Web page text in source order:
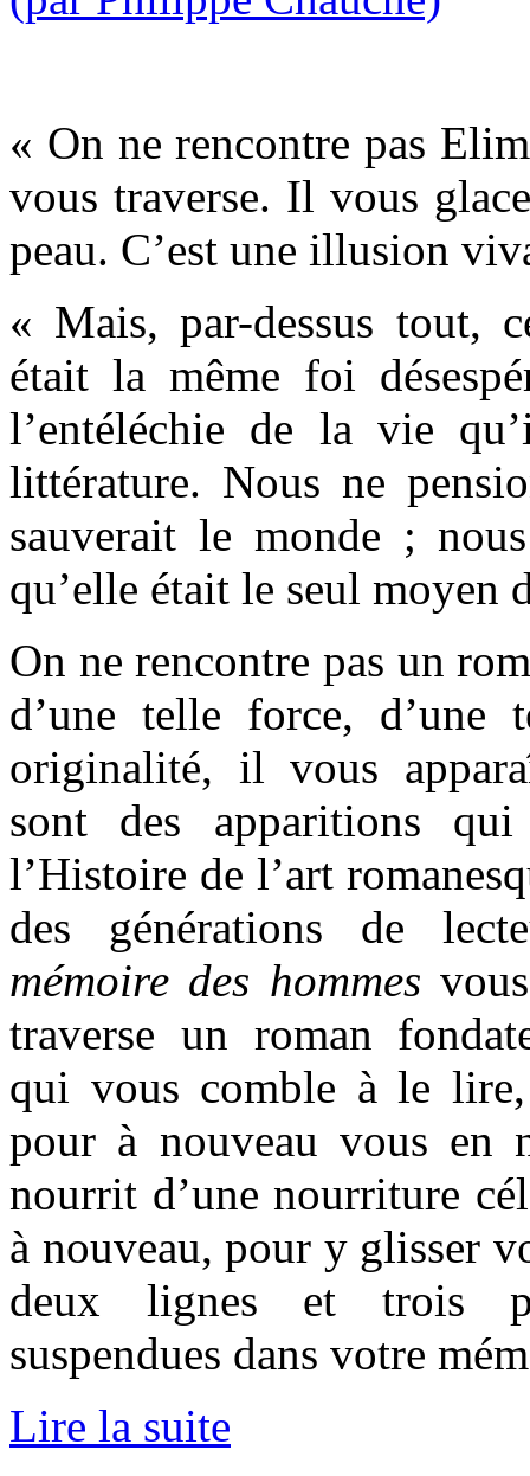
« On ne rencontre pas
vous traverse. Il vous
peau. C’est une illusion
« Mais, par-dessus tout,
était la même foi
l’entéléchie de la vie
littérature. Nous ne
sauverait le monde ;
qu’elle était le seul moyen
On ne rencontre pas un
d’une telle force, d’une
originalité, il vous
sont des apparitions
l’Histoire de l’art
des générations de
mémoire des hommes
traverse un roman
qui vous comble à le
pour à nouveau vous en
nourrit d’une nourriture
à nouveau, pour y glisser
deux lignes et trois
suspendues dans votre
Lire la suite